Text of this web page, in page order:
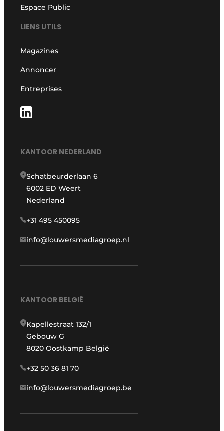
Espace Public
LIENS UTILS
Magazines
Annoncer
Entreprises
KANTOOR NEDERLAND
Schatbeurderlaan 6
6002 ED Weert
Nederland
+31 495 450095
info@louwersmediagroep.nl
KANTOOR BELGIË
Kapellestraat 132/1
Gebouw G
8020 Oostkamp België
+32 50 36 81 70
info@louwersmediagroep.be